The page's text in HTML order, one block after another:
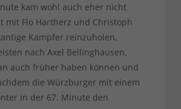
kam wohl auch eher nicht
mit Flo Hartherz und Christoph
Kämpfer reinzuholen,
nach Axel Bellinghausen.
auch früher haben können und
die Würzburger mit einem
in der 67. Minute den